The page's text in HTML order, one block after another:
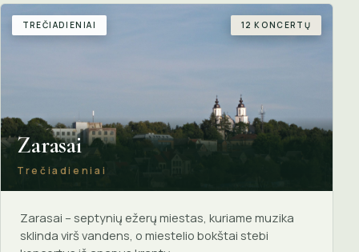
TREČIADIENIAI 12 KONCERTŲ
Zarasai
Trečiadieniai
Zarasai – septynių ežerų miestas, kuriame muzika
sklinda virš vandens, o miestelio bokštai stebi